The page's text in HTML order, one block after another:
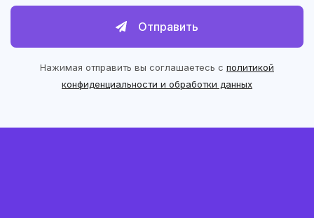
Отправить
Нажимая отправить вы соглашаетесь с политикой
конфиденциальности и обработки данных